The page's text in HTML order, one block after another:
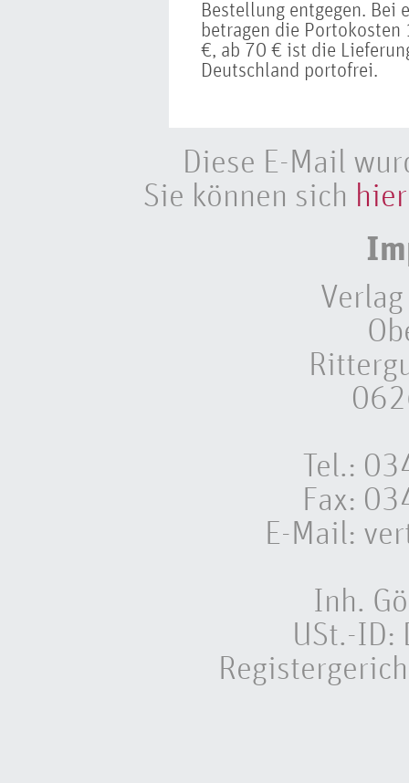
Bestellung entgegen.
betragen die
€, ab 70 € ist die
Deutschland portofrei.
Diese E-Mail
Sie können sich hier
Tel.:
Fax:
E-Mail:
Inh.
USt.-